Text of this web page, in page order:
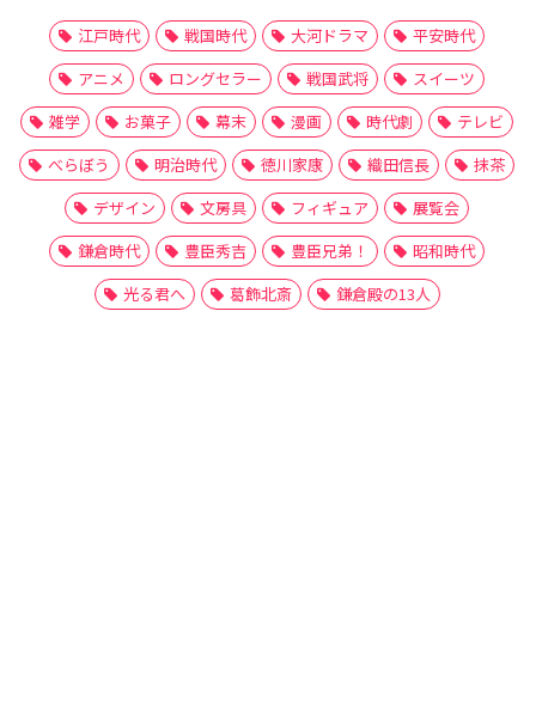
江戸時代 戦国時代 大河ドラマ
平安時代
アニメ
ロングセラー 戦国武将
スイーツ
雑学
お菓子 幕末 漫画 時代劇
テレビ
べらぼう
明治時代 徳川家康 織田信長
抹茶
デザイン
文房具 フィギュア
展覧会
鎌倉時代
豊臣秀吉 豊臣兄弟！
昭和時代
光る君へ
葛飾北斎 鎌倉殿の13人